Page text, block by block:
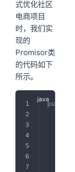
式优化社区
电商项目
时，我们实
现的
Promisor类
的代码如下
所示。
public